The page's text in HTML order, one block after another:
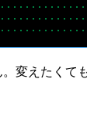
変えたくて